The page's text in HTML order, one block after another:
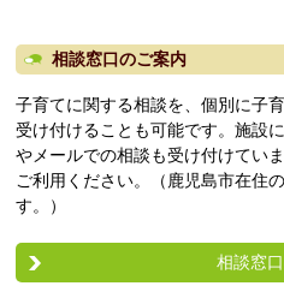
相談窓口のご案内
子育てに関する相談を、個別に子
受け付けることも可能です。施設
やメールでの相談も受け付けてい
ご利用ください。（鹿児島市在住
す。）
相談窓